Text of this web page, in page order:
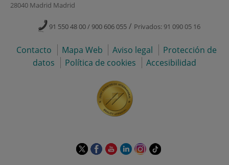
28040 Madrid Madrid
91 550 48 00 / 900 606 055 / Privados: 91 090 05 16
Contacto Mapa Web Aviso legal
Protección de
datos
Política de cookies Accesibilidad
EsteEsteEsteEsteEsteEnlace